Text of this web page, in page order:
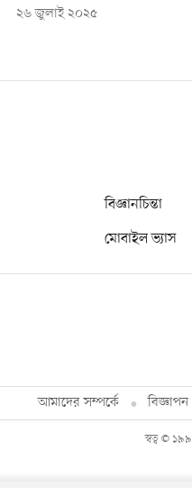
২৬ জুলাই ২০২৫
বিজ্ঞানচিন্তা
মোবাইল ভ্যাস
আমাদের সম্পর্কে বিজ্ঞাপন
স্বত্ব ©